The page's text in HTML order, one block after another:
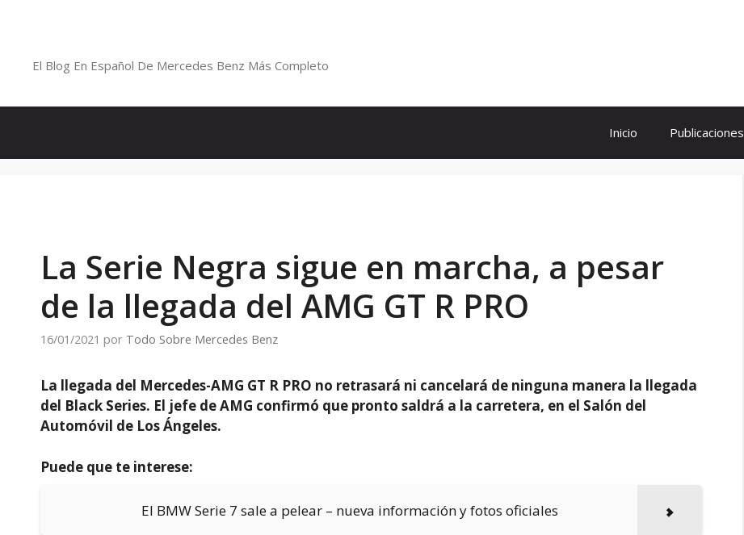
El Blog En Español De Mercedes Benz Más Completo
Inicio Publicaciones
La Serie Negra sigue en marcha, a pesar
de la llegada del AMG GT R PRO
16/01/2021 por Todo Sobre Mercedes Benz
La llegada del Mercedes-AMG GT R PRO no retrasará ni cancelará de ninguna manera la llegada
del Black Series. El jefe de AMG confirmó que pronto saldrá a la carretera, en el Salón del
Automóvil de Los Ángeles.
Puede que te interese:
El BMW Serie 7 sale a pelear – nueva información y fotos oficiales